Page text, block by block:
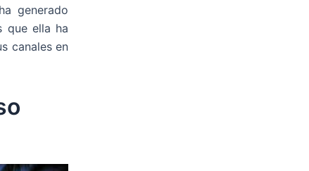
generado
que ella ha
canales en